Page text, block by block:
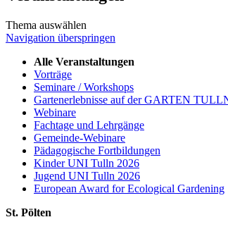
Thema auswählen
Navigation überspringen
Alle Veranstaltungen
Vorträge
Seminare / Workshops
Gartenerlebnisse auf der GARTEN
Webinare
Fachtage und Lehrgänge
Gemeinde-Webinare
Pädagogische Fortbildungen
Kinder UNI Tulln 2026
Jugend UNI Tulln 2026
European Award for Ecological Gardening
St. Pölten